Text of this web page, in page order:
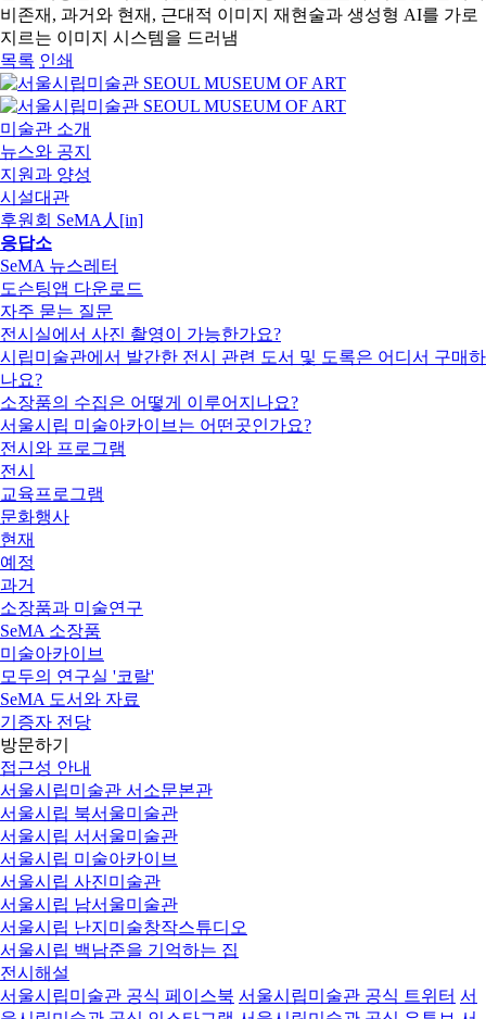
비존재, 과거와 현재, 근대적 이미지 재현술과 생성형 AI를 가로
지르는 이미지 시스템을 드러냄
목록 인쇄
미술관 소개
뉴스와 공지
지원과 양성
시설대관
후원회 SeMA人[in]
응답소
SeMA 뉴스레터
도슨팅앱 다운로드
자주 묻는 질문
전시실에서 사진 촬영이 가능한가요?
시립미술관에서 발간한 전시 관련 도서 및 도록은 어디서 구매하
나요?
소장품의 수집은 어떻게 이루어지나요?
서울시립 미술아카이브는 어떤곳인가요?
전시와 프로그램
전시
교육프로그램
문화행사
현재
예정
과거
소장품과 미술연구
SeMA 소장품
미술아카이브
모두의 연구실 '코랄'
SeMA 도서와 자료
기증자 전당
방문하기
접근성 안내
서울시립미술관 서소문본관
서울시립 북서울미술관
서울시립 서서울미술관
서울시립 미술아카이브
서울시립 사진미술관
서울시립 남서울미술관
서울시립 난지미술창작스튜디오
서울시립 백남준을 기억하는 집
전시해설
서울시립미술관 공식 페이스북 서울시립미술관 공식 트위터 서